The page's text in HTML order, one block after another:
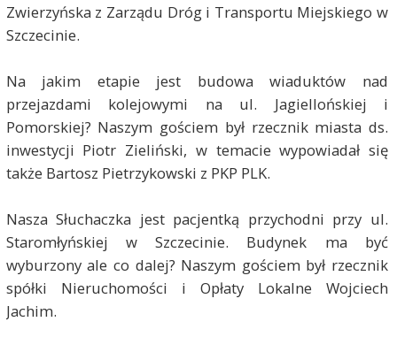
Zwierzyńska z Zarządu Dróg i Transportu Miejskiego w
Szczecinie.
Na jakim etapie jest budowa wiaduktów nad
przejazdami kolejowymi na ul. Jagiellońskiej i
Pomorskiej? Naszym gościem był rzecznik miasta ds.
inwestycji Piotr Zieliński, w temacie wypowiadał się
także Bartosz Pietrzykowski z PKP PLK.
Nasza Słuchaczka jest pacjentką przychodni przy ul.
Staromłyńskiej w Szczecinie. Budynek ma być
wyburzony ale co dalej? Naszym gościem był rzecznik
spółki Nieruchomości i Opłaty Lokalne Wojciech
Jachim.